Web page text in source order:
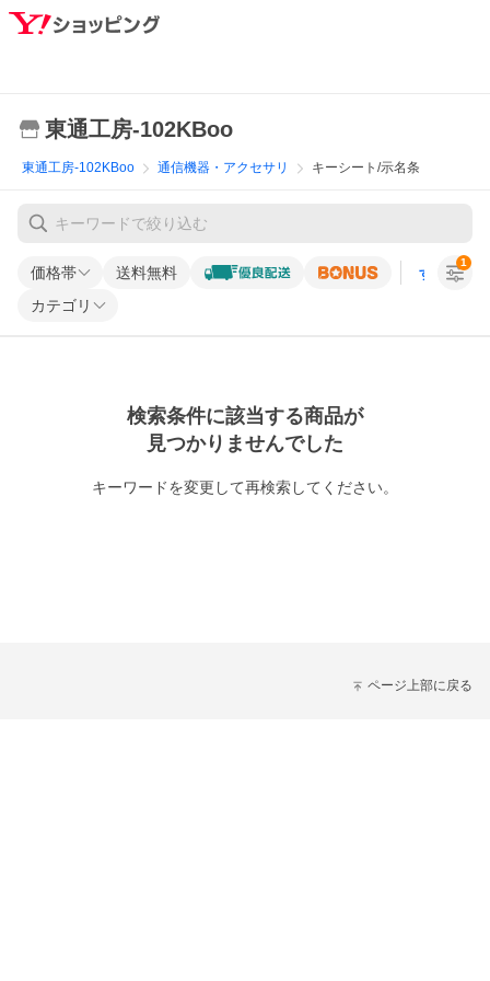
東通工房-102KBoo
東通工房-102KBoo 通信機器・アクセサリ キーシート/示名条
価格帯 送料無料 すべての条
カテゴリ
1
検索条件に該当する商品が
見つかりませんでした
キーワードを変更して再検索してください。
ページ上部に戻る